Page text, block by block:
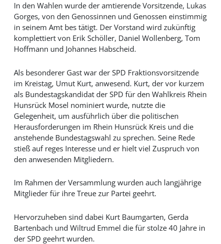
In den Wahlen wurde der amtierende Vorsitzende, Lukas
Gorges, von den Genossinnen und Genossen einstimmig
in seinem Amt bes tätigt. Der Vorstand wird zukünftig
komplettiert von Erik Schöller, Daniel Wollenberg, Tom
Hoffmann und Johannes Habscheid.
Als besonderer Gast war der SPD Fraktionsvorsitzende
im Kreistag, Umut Kurt, anwesend. Kurt, der vor kurzem
als Bundestagskandidat der SPD für den Wahlkreis Rhein
Hunsrück Mosel nominiert wurde, nutzte die
Gelegenheit, um ausführlich über die politischen
Herausforderungen im Rhein Hunsrück Kreis und die
anstehende Bundestagswahl zu sprechen. Seine Rede
stieß auf reges Interesse und er hielt viel Zuspruch von
den anwesenden Mitgliedern.
Im Rahmen der Versammlung wurden auch langjährige
Mitglieder für ihre Treue zur Partei geehrt.
Hervorzuheben sind dabei Kurt Baumgarten, Gerda
Bartenbach und Wiltrud Emmel die für stolze 40 Jahre in
der SPD geehrt wurden.